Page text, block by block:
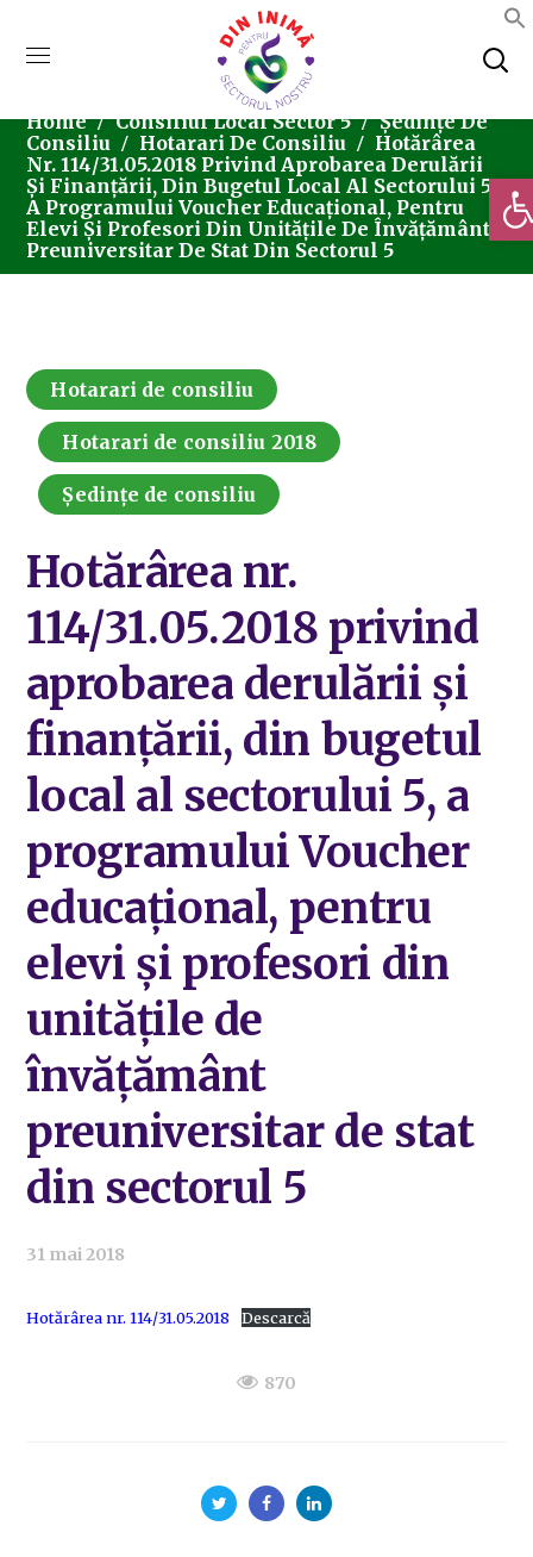
Home Consiliul Local Sector 5
Ședințe De
Consiliu
Hotarari De Consiliu
Hotărârea
Nr. 114/31.05.2018 Privind Aprobarea Derulării
Și Finanțării, Din Bugetul Local Al Sectorului 5,
A Programului Voucher Educațional, Pentru
Elevi Și Profesori Din Unitățile De Învățământ
Preuniversitar De Stat Din Sectorul 5
Hotarari de consiliu
Hotarari de consiliu 2018
Ședințe de consiliu
Hotărârea nr.
114/31.05.2018 privind
aprobarea derulării și
finanțării, din bugetul
local al sectorului 5, a
programului Voucher
educațional, pentru
elevi și profesori din
unitățile de
învățământ
preuniversitar de stat
din sectorul 5
31 mai 2018
Hotărârea nr. 114/31.05.2018 Descarcă
870